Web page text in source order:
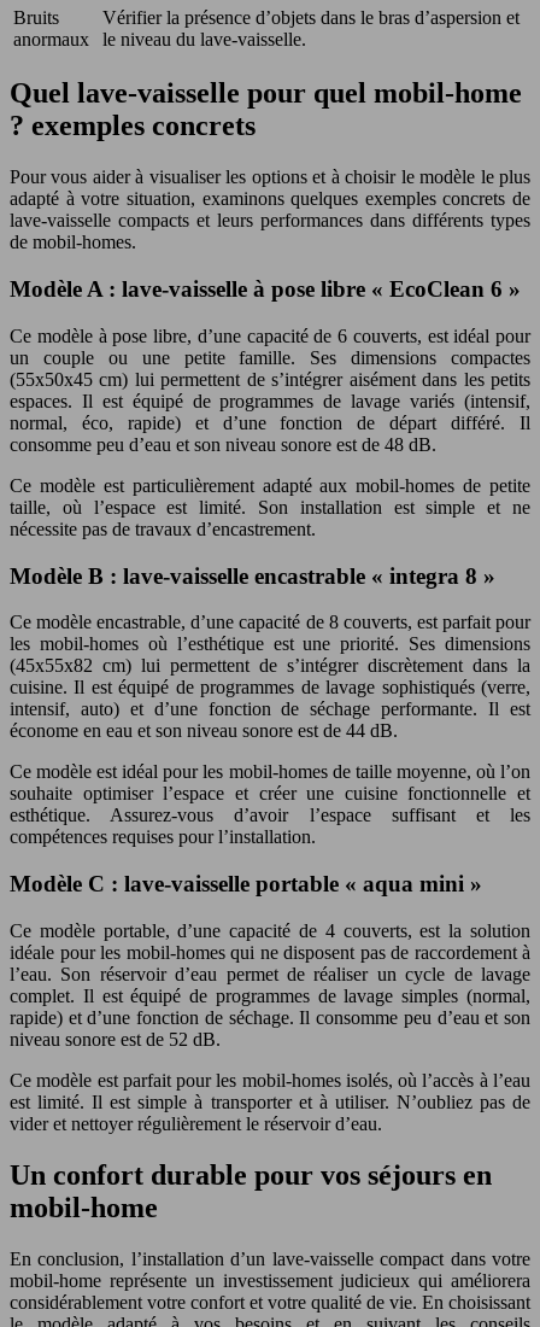
Bruits
anormaux
Vérifier la présence d’objets dans le bras d’aspersion et
le niveau du lave-vaisselle.
Quel lave-vaisselle pour quel mobil-home
? exemples concrets
Pour vous aider à visualiser les options et à choisir le modèle le plus
adapté à votre situation, examinons quelques exemples concrets de
lave-vaisselle compacts et leurs performances dans différents types
de mobil-homes.
Modèle A : lave-vaisselle à pose libre « EcoClean 6 »
Ce modèle à pose libre, d’une capacité de 6 couverts, est idéal pour
un couple ou une petite famille. Ses dimensions compactes
(55x50x45 cm) lui permettent de s’intégrer aisément dans les petits
espaces. Il est équipé de programmes de lavage variés (intensif,
normal, éco, rapide) et d’une fonction de départ différé. Il
consomme peu d’eau et son niveau sonore est de 48 dB.
Ce modèle est particulièrement adapté aux mobil-homes de petite
taille, où l’espace est limité. Son installation est simple et ne
nécessite pas de travaux d’encastrement.
Modèle B : lave-vaisselle encastrable « integra 8 »
Ce modèle encastrable, d’une capacité de 8 couverts, est parfait pour
les mobil-homes où l’esthétique est une priorité. Ses dimensions
(45x55x82 cm) lui permettent de s’intégrer discrètement dans la
cuisine. Il est équipé de programmes de lavage sophistiqués (verre,
intensif, auto) et d’une fonction de séchage performante. Il est
économe en eau et son niveau sonore est de 44 dB.
Ce modèle est idéal pour les mobil-homes de taille moyenne, où l’on
souhaite optimiser l’espace et créer une cuisine fonctionnelle et
esthétique. Assurez-vous d’avoir l’espace suffisant et les
compétences requises pour l’installation.
Modèle C : lave-vaisselle portable « aqua mini »
Ce modèle portable, d’une capacité de 4 couverts, est la solution
idéale pour les mobil-homes qui ne disposent pas de raccordement à
l’eau. Son réservoir d’eau permet de réaliser un cycle de lavage
complet. Il est équipé de programmes de lavage simples (normal,
rapide) et d’une fonction de séchage. Il consomme peu d’eau et son
niveau sonore est de 52 dB.
Ce modèle est parfait pour les mobil-homes isolés, où l’accès à l’eau
est limité. Il est simple à transporter et à utiliser. N’oubliez pas de
vider et nettoyer régulièrement le réservoir d’eau.
Un confort durable pour vos séjours en
mobil-home
En conclusion, l’installation d’un lave-vaisselle compact dans votre
mobil-home représente un investissement judicieux qui améliorera
considérablement votre confort et votre qualité de vie. En choisissant